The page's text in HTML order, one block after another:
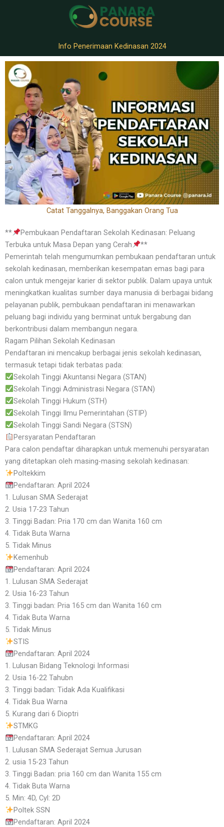
Info Penerimaan Kedinasan 2024
Catat Tanggalnya, Banggakan Orang Tua
**
Pembukaan Pendaftaran Sekolah Kedinasan: Peluang
Terbuka untuk Masa Depan yang Cerah
**
Pemerintah telah mengumumkan pembukaan pendaftaran untuk
sekolah kedinasan, memberikan kesempatan emas bagi para
calon untuk mengejar karier di sektor publik. Dalam upaya untuk
meningkatkan kualitas sumber daya manusia di berbagai bidang
pelayanan publik, pembukaan pendaftaran ini menawarkan
peluang bagi individu yang berminat untuk bergabung dan
berkontribusi dalam membangun negara.
Ragam Pilihan Sekolah Kedinasan
Pendaftaran ini mencakup berbagai jenis sekolah kedinasan,
termasuk tetapi tidak terbatas pada:
Sekolah Tinggi Akuntansi Negara (STAN)
Sekolah Tinggi Administrasi Negara (STAN)
Sekolah Tinggi Hukum (STH)
Sekolah Tinggi Ilmu Pemerintahan (STIP)
Sekolah Tinggi Sandi Negara (STSN)
Persyaratan Pendaftaran
Para calon pendaftar diharapkan untuk memenuhi persyaratan
yang ditetapkan oleh masing-masing sekolah kedinasan:
Poltekkim
Pendaftaran: April 2024
1. Lulusan SMA Sederajat
2. Usia 17-23 Tahun
3. Tinggi Badan: Pria 170 cm dan Wanita 160 cm
4. Tidak Buta Warna
5. Tidak Minus
Kemenhub
Pendaftaran: April 2024
1. Lulusan SMA Sederajat
2. Usia 16-23 Tahun
3. Tinggi badan: Pria 165 cm dan Wanita 160 cm
4. Tidak Buta Warna
5. Tidak Minus
STIS
Pendaftaran: April 2024
1. Lulusan Bidang Teknologi Informasi
2. Usia 16-22 Tahubn
3. Tinggi badan: Tidak Ada Kualifikasi
4. Tidak Bua Warna
5. Kurang dari 6 Dioptri
STMKG
Pendaftaran: April 2024
1. Lulusan SMA Sederajat Semua Jurusan
2. usia 15-23 Tahun
3. Tinggi Badan: pria 160 cm dan Wanita 155 cm
4. Tidak Buta Warna
5. Min: 4D, Cyl: 2D
Poltek SSN
Pendaftaran: April 2024